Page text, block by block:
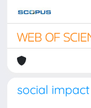
social impact